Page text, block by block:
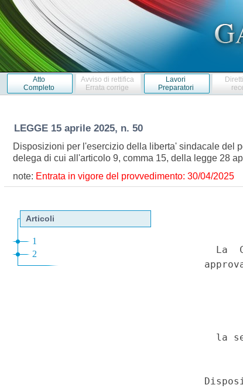
Atto
Completo
Avviso di rettifica
Errata corrige
Lavori
Preparatori
LEGGE 15 aprile 2025, n. 50
Disposizioni per l'esercizio della liberta' sindacale del
delega di cui all'articolo 9, comma 15, della legge 28
note: Entrata in vigore del provvedimento: 30/04/2025